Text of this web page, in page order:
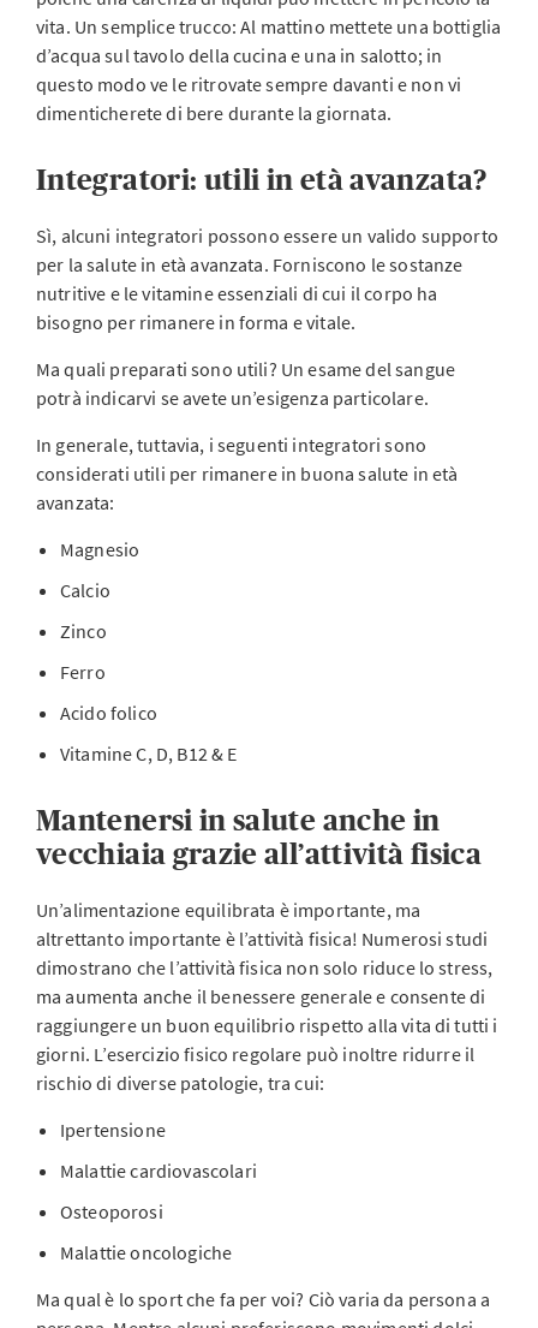
vita. Un semplice trucco: Al mattino mettete una bottiglia
d’acqua sul tavolo della cucina e una in salotto; in
questo modo ve le ritrovate sempre davanti e non vi
dimenticherete di bere durante la giornata.
Integratori: utili in età avanzata?
Sì, alcuni integratori possono essere un valido supporto
per la salute in età avanzata. Forniscono le sostanze
nutritive e le vitamine essenziali di cui il corpo ha
bisogno per rimanere in forma e vitale.
Ma quali preparati sono utili? Un esame del sangue
potrà indicarvi se avete un’esigenza particolare.
In generale, tuttavia, i seguenti integratori sono
considerati utili per rimanere in buona salute in età
avanzata:
Magnesio
Calcio
Zinco
Ferro
Acido folico
Vitamine C, D, B12 & E
Mantenersi in salute anche in
vecchiaia grazie all’attività fisica
Un’alimentazione equilibrata è importante, ma
altrettanto importante è l’attività fisica! Numerosi studi
dimostrano che l’attività fisica non solo riduce lo stress,
ma aumenta anche il benessere generale e consente di
raggiungere un buon equilibrio rispetto alla vita di tutti i
giorni. L’esercizio fisico regolare può inoltre ridurre il
rischio di diverse patologie, tra cui:
Ipertensione
Malattie cardiovascolari
Osteoporosi
Malattie oncologiche
Ma qual è lo sport che fa per voi? Ciò varia da persona a